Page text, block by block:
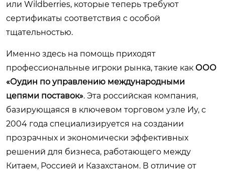
или Wildberries, которые теперь требуют
сертификаты соответствия с особой
тщательностью.
Именно здесь на помощь приходят
профессиональные игроки рынка, такие как ООО
«Оудин по управлению международными
цепями поставок». Эта российская компания,
базирующаяся в ключевом торговом узле Иу, с
2004 года специализируется на создании
прозрачных и экономически эффективных
решений для бизнеса, работающего между
Китаем, Россией и Казахстаном. В отличие от